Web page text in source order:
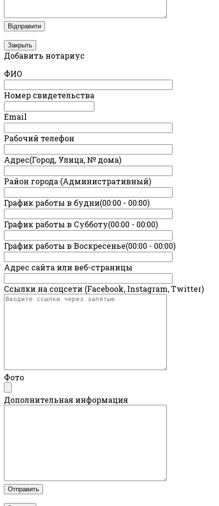
Закрыть
Добавить нотариус
ФИО
Номер свидетельства
Email
Рабочий телефон
Адрес(Город, Улица, № дома)
Район города (Административный)
График работы в будни(00:00 - 00:00)
График работы в Субботу(00:00 - 00:00)
График работы в Воскресенье(00:00 - 00:00)
Адрес сайта или веб-страницы
Ссылки на соцсети (Facebook, Instagram, Twitter)
Фото
Дополнительная информация